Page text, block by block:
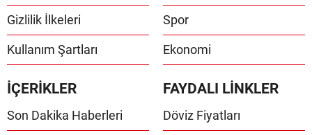
Gizlilik İlkeleri
Kullanım Şartları
Spor
Ekonomi
İÇERİKLER
Son Dakika Haberleri
FAYDALI LİNKLER
Döviz Fiyatları